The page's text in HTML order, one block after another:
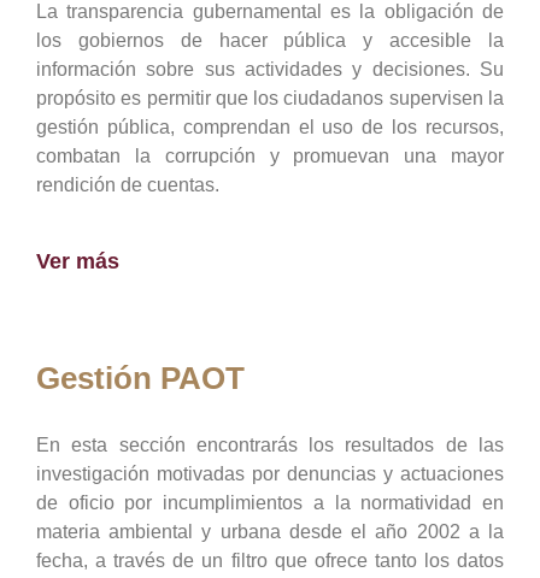
La transparencia gubernamental es la obligación de
los gobiernos de hacer pública y accesible la
información sobre sus actividades y decisiones. Su
propósito es permitir que los ciudadanos supervisen la
gestión pública, comprendan el uso de los recursos,
combatan la corrupción y promuevan una mayor
rendición de cuentas.
Ver más
Gestión PAOT
En esta sección encontrarás los resultados de las
investigación motivadas por denuncias y actuaciones
de oficio por incumplimientos a la normatividad en
materia ambiental y urbana desde el año 2002 a la
fecha, a través de un filtro que ofrece tanto los datos